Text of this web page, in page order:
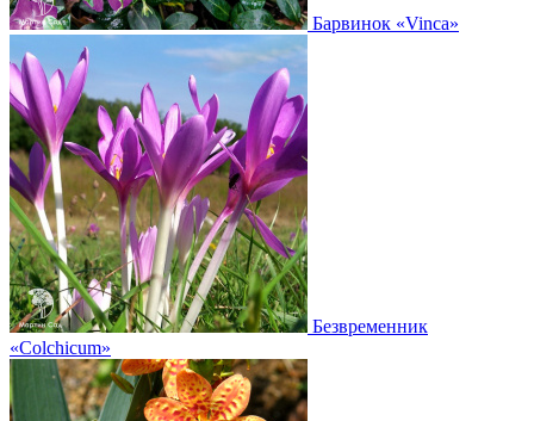
Барвинок «Vinca»
Безвременник
«Colchicum»